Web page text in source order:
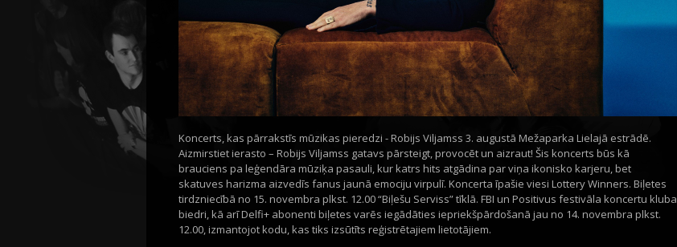
Koncerts, kas pārrakstīs mūzikas pieredzi - Robijs Viljamss 3. augustā Mežaparka Lielajā estrādē.
Aizmirstiet ierasto – Robijs Viljamss gatavs pārsteigt, provocēt un aizraut! Šis koncerts būs kā
brauciens pa leģendāra mūziķa pasauli, kur katrs hits atgādina par viņa ikonisko karjeru, bet
skatuves harizma aizvedīs fanus jaunā emociju virpulī. Koncerta īpašie viesi Lottery Winners. Biļetes
tirdzniecībā no 15. novembra plkst. 12.00 “Biļešu Serviss” tīklā. FBI un Positivus festivāla koncertu kluba
biedri, kā arī Delfi+ abonenti biļetes varēs iegādāties iepriekšpārdošanā jau no 14. novembra plkst.
12.00, izmantojot kodu, kas tiks izsūtīts reģistrētajiem lietotājiem.